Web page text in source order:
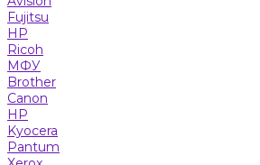
Fujitsu
HP
Ricoh
МФУ
Brother
Canon
HP
Kyocera
Pantum